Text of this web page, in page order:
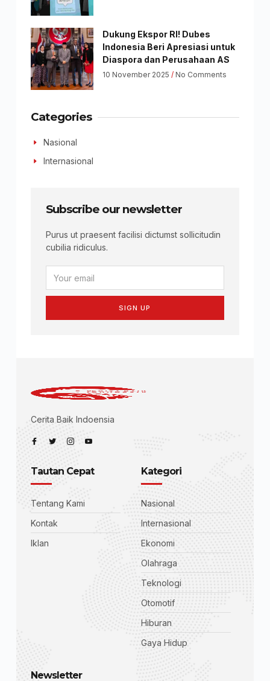
Dukung Ekspor RI! Dubes
Indonesia Beri Apresiasi untuk
Diaspora dan Perusahaan AS
10 November 2025 No Comments
Categories
Nasional
Internasional
Subscribe our newsletter
Purus ut praesent facilisi dictumst sollicitudin
cubilia ridiculus.
SIGN UP
Cerita Baik Indoensia
Tautan Cepat
Tentang Kami
Kontak
Iklan
Kategori
Nasional
Internasional
Ekonomi
Olahraga
Teknologi
Otomotif
Hiburan
Gaya Hidup
Newsletter